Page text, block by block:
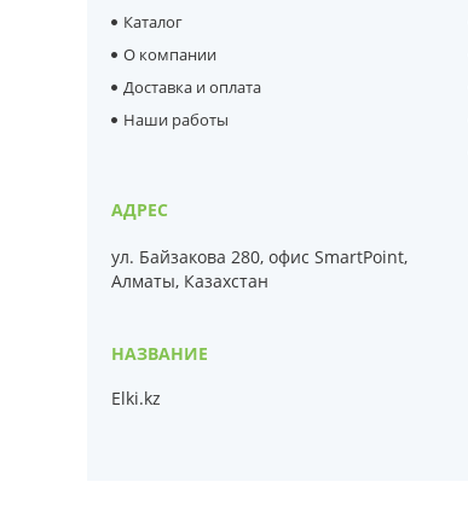
Каталог
О компании
Доставка и оплата
Наши работы
ул. Байзакова 280, офис SmartPoint,
Алматы, Казахстан
Elki.kz